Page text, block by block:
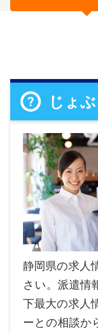
じょ
静岡県の求人
さい。派遣情
下最大の求人
ーとの相談か